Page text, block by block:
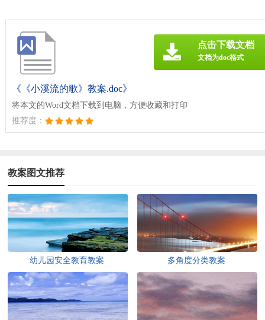
《《小溪流的歌》教案.doc》
将本文的Word文档下载到电脑，方便收藏和打印
推荐度：
点击下载文档
文档为doc格式
教案图文推荐
幼儿园安全教育教案 多角度分类教案